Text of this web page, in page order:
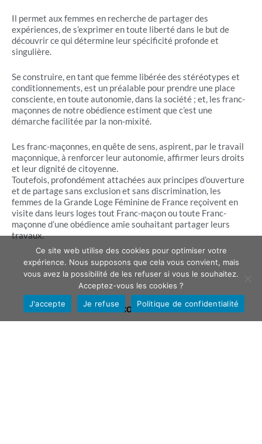
Il permet aux femmes en recherche de partager des
expériences, de s’exprimer en toute liberté dans le but de
découvrir ce qui détermine leur spécificité profonde et
singulière.
Se construire, en tant que femme libérée des stéréotypes et
conditionnements, est un préalable pour prendre une place
consciente, en toute autonomie, dans la société ; et, les franc-
maçonnes de notre obédience estiment que c’est une
démarche facilitée par la non-mixité.
Les franc-maçonnes, en quête de sens, aspirent, par le travail
maçonnique, à renforcer leur autonomie, affirmer leurs droits
et leur dignité de citoyenne.
Toutefois, profondément attachées aux principes d’ouverture
et de partage sans exclusion et sans discrimination, les
femmes de la Grande Loge Féminine de France reçoivent en
visite dans leurs loges tout Franc-maçon ou toute Franc-
maçonne d’une obédience amie souhaitant partager leurs
travaux.
CONTACT
Ce site web utilise des cookies pour optimiser votre
expérience. Nous supposons que cela vous convient, mais
vous avez la possibilité de les refuser si vous le souhaitez.
Acceptez-vous les cookies ?
J'accepte
Je refuse Politique de confidentialité